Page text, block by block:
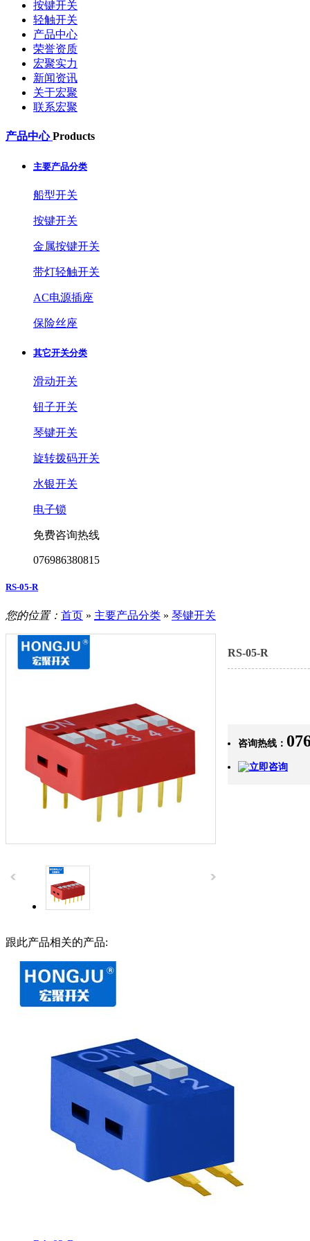
按键开关
轻触开关
产品中心
荣誉资质
宏聚实力
新闻资讯
关于宏聚
联系宏聚
产品中心Products
主要产品分类
船型开关
按键开关
金属按键开关
带灯轻触开关
AC电源插座
保险丝座
其它开关分类
滑动开关
钮子开关
琴键开关
旋转拨码开关
水银开关
电子锁
免费咨询热线
076986380815
RS-05-R
您的位置： 首页 » 主要产品分类 » 琴键开关
RS-05-R
咨询热线：
跟此产品相关的产品: